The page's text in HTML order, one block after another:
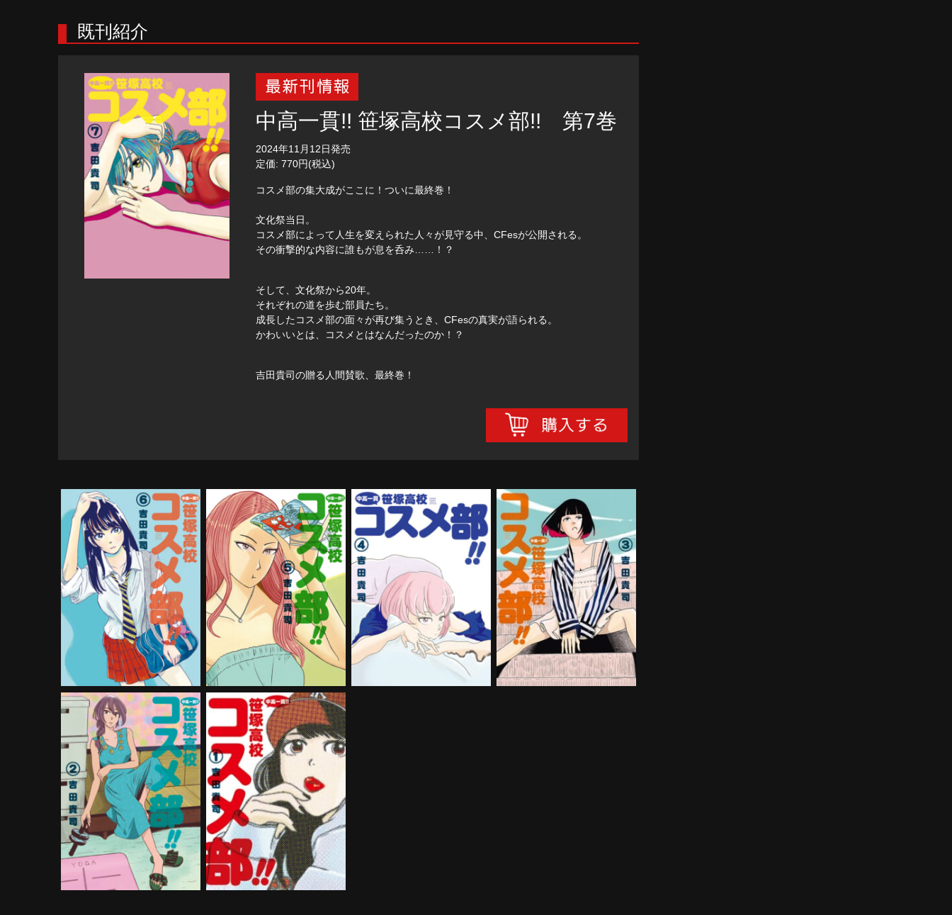
既刊紹介
中高一貫!! 笹塚高校コスメ部!! 第7巻
2024年11月12日発売
定価: 770円(税込)
コスメ部の集大成がここに！ついに最終巻！
文化祭当日。
コスメ部によって人生を変えられた人々が見守る中、CFesが公開される。
その衝撃的な内容に誰もが息を呑み……！？
そして、文化祭から20年。
それぞれの道を歩む部員たち。
成長したコスメ部の面々が再び集うとき、CFesの真実が語られる。
かわいいとは、コスメとはなんだったのか！？
吉田貴司の贈る人間賛歌、最終巻！
中高一貫!! 笹塚高校コスメ
部!! 第6巻
購入する
中高一貫!! 笹塚高校コスメ
部!! 第5巻
購入する
中高一貫!! 笹塚高校コスメ
部!! 第4巻
購入する
中高一貫!! 笹塚高校コスメ
部!! 第3巻
購入する
中高一貫!! 笹塚高校コスメ
部!! 2巻
購入する
中高一貫!! 笹塚高校コスメ
部!! 第1巻
購入する